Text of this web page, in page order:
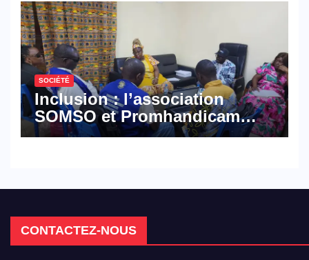
SOCIÉTÉ
Inclusion : l’association
SOMSO et Promhandicam
militent en faveur d’une
CONTACTEZ-NOUS